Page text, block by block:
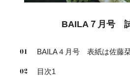
BAILA７月号
BAILA４月号 表紙は佐藤
目次1